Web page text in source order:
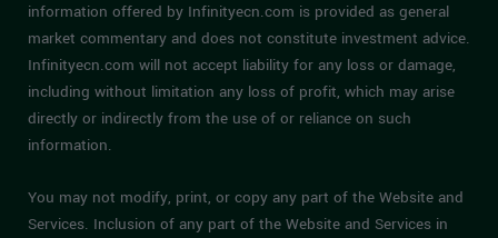
information offered by Infinityecn.com is provided as general
market commentary and does not constitute investment advice.
Infinityecn.com will not accept liability for any loss or damage,
including without limitation any loss of profit, which may arise
directly or indirectly from the use of or reliance on such
information.
You may not modify, print, or copy any part of the Website and
Services. Inclusion of any part of the Website and Services in